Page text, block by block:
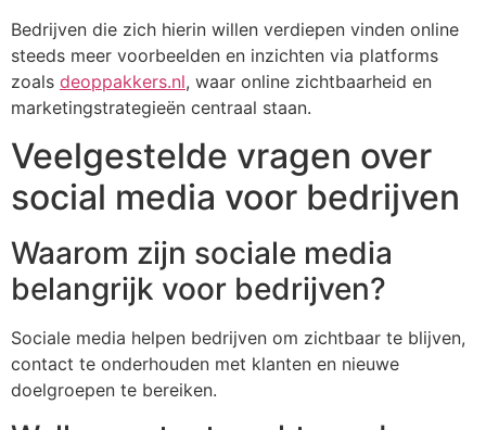
Bedrijven die zich hierin willen verdiepen vinden online
steeds meer voorbeelden en inzichten via platforms
zoals deoppakkers.nl, waar online zichtbaarheid en
marketingstrategieën centraal staan.
Veelgestelde vragen over
social media voor bedrijven
Waarom zijn sociale media
belangrijk voor bedrijven?
Sociale media helpen bedrijven om zichtbaar te blijven,
contact te onderhouden met klanten en nieuwe
doelgroepen te bereiken.